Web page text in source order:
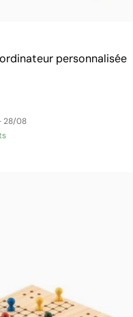
personnalisée
28/08